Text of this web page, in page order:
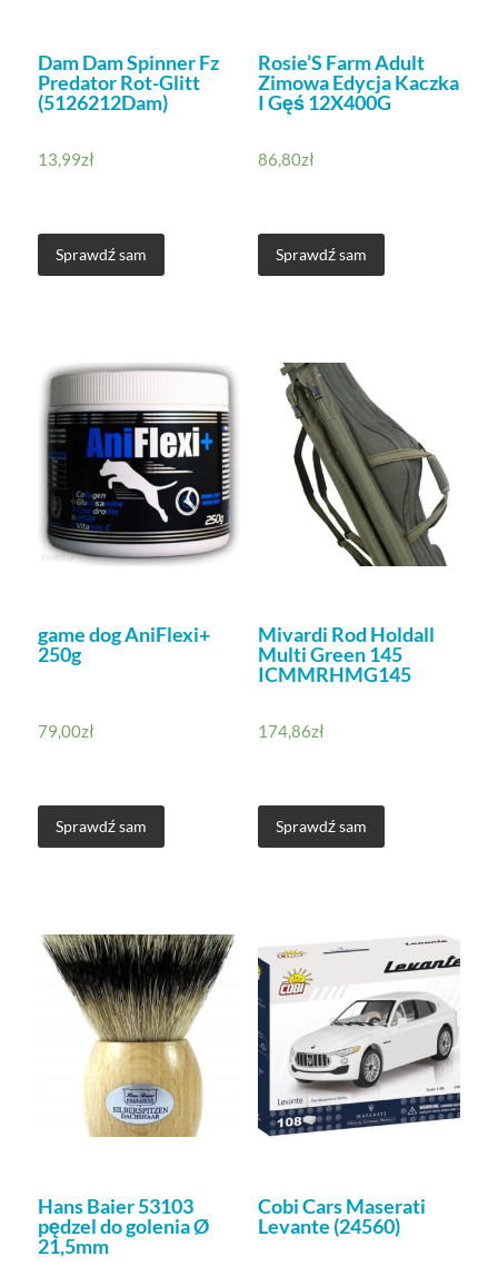
Dam Dam Spinner Fz
Predator Rot-Glitt
(5126212Dam)
13,99zł
Sprawdź sam
Rosie’S Farm Adult
Zimowa Edycja Kaczka
I Gęś 12X400G
86,80zł
Sprawdź sam
game dog AniFlexi+
250g
79,00zł
Sprawdź sam
Mivardi Rod Holdall
Multi Green 145
ICMMRHMG145
174,86zł
Sprawdź sam
Hans Baier 53103
pędzel do golenia Ø
21,5mm
Cobi Cars Maserati
Levante (24560)